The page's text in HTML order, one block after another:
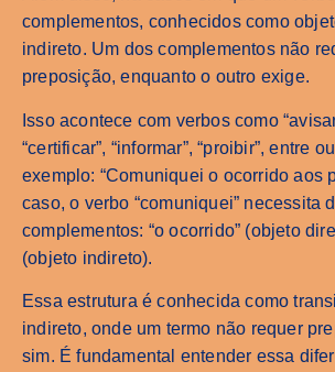
complementos, conhecidos como
indireto. Um dos complementos não
preposição, enquanto o outro exige.
Isso acontece com verbos como
“certificar”, “informar”, “proibir”, entre
exemplo: “Comuniquei o ocorrido aos
caso, o verbo “comuniquei” necessita
complementos: “o ocorrido” (objeto
(objeto indireto).
Essa estrutura é conhecida como
indireto, onde um termo não requer
sim. É fundamental entender essa